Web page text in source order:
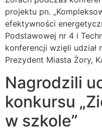
projektu pn.
efektywności
Podstawowej nr 4 i
konferencji wzięli udział
Prezydent Miasta Żory,
Nagrodzili
konkursu
w szkole”